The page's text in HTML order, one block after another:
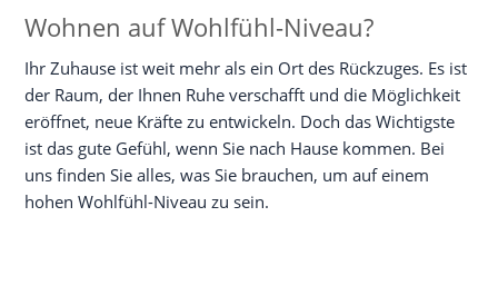
Wohnen auf Wohlfühl-Niveau?
Ihr Zuhause ist weit mehr als ein Ort des Rückzuges. Es ist
der Raum, der Ihnen Ruhe verschafft und die Möglichkeit
eröffnet, neue Kräfte zu entwickeln. Doch das Wichtigste
ist das gute Gefühl, wenn Sie nach Hause kommen. Bei
uns finden Sie alles, was Sie brauchen, um auf einem
hohen Wohlfühl-Niveau zu sein.